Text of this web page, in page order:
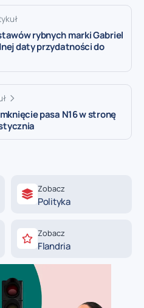
rybnych marki Gabriel
daty przydatności do
pasa N16 w stronę
Zobacz
Polityka
Zobacz
Flandria